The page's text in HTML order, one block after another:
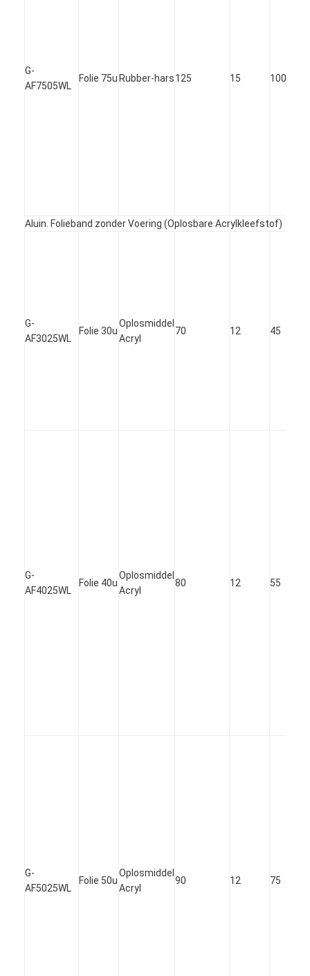
Kwaliteitscontrole
Aluminiumfolie Plakband
Het Afgietsel van de precisieinvestering
G-
AF7505WL
Folie 75u Rubber-hars125 15 100
Aluin. Folieband zonder Voering (Oplosbare Acrylkleefstof)
G-
AF3025WL
Folie 30u
Oplosmiddel
Acryl
70 12 45
G-
AF4025WL
Folie 40u
Oplosmiddel
Acryl
80 12 55
G-
AF5025WL
Folie 50u
Oplosmiddel
Acryl
90 12 75